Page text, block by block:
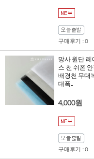
구매후기 : 0
망사 원단 레
스 천 쉬폰
배경천 무대
대폭..
4,000원
구매후기 : 0